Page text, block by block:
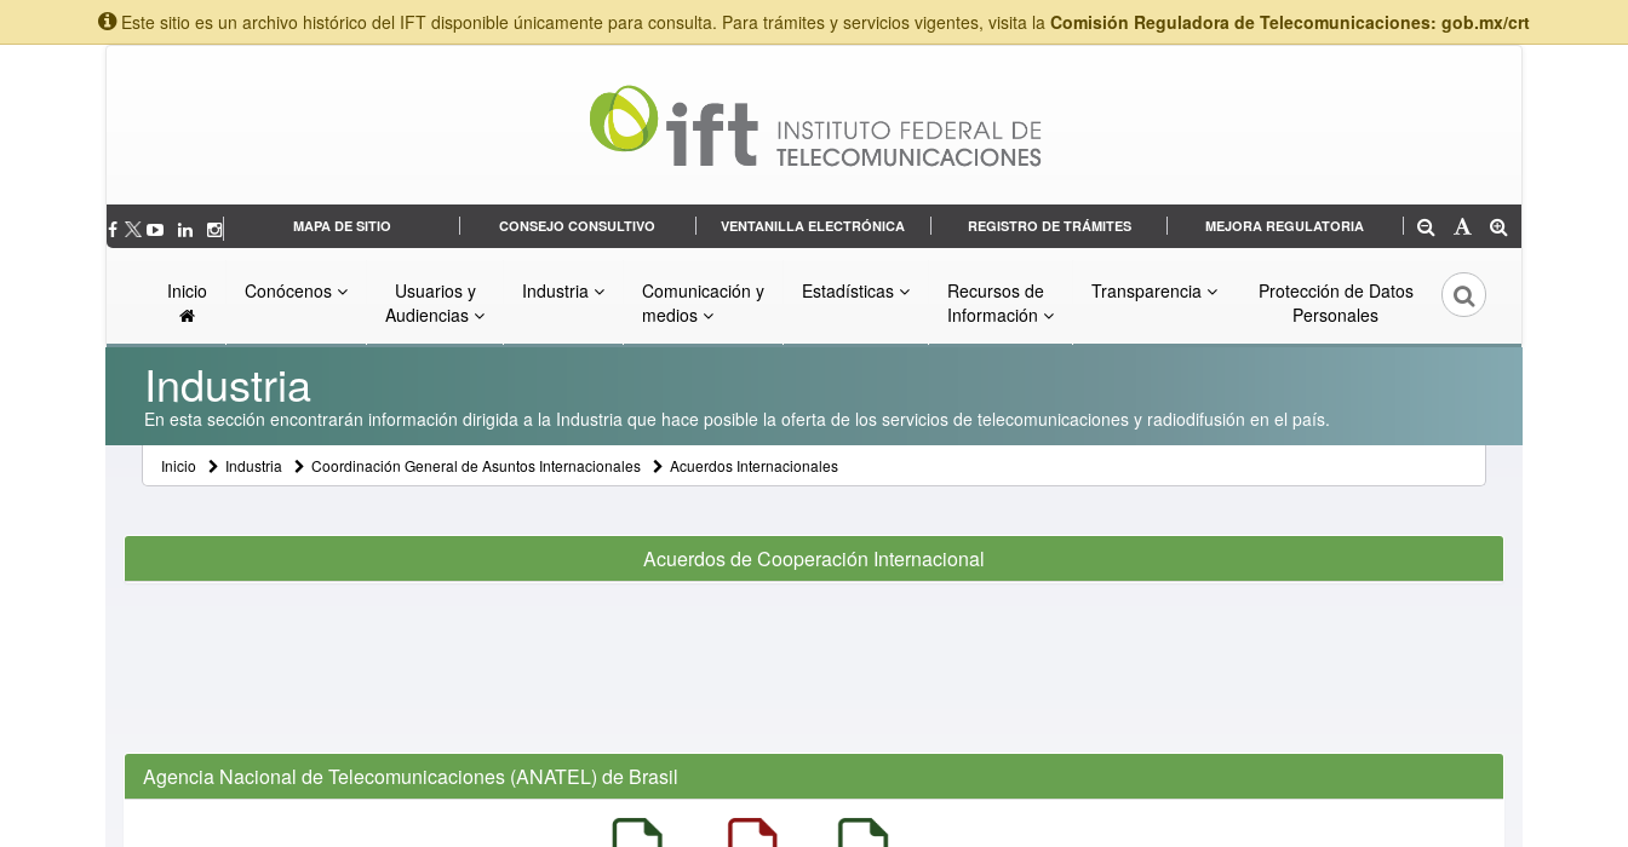
Este sitio es un archivo histórico del IFT disponible únicamente para consulta. Para trámites y servicios vigentes, visita la Comisión Reguladora de Telecomunicaciones: gob.mx/crt
MAPA DE SITIO CONSEJO CONSULTIVO VENTANILLA ELECTRÓNICA REGISTRO DE TRÁMITES MEJORA REGULATORIA
Inicio Conócenos
Usuarios y
Audiencias
Industria
Comunicación y
medios
Estadísticas
Recursos de
Información
Transparencia
Protección de Datos
Personales
Industria
En esta sección encontrarán información dirigida a la Industria que hace posible la oferta de los servicios de telecomunicaciones y radiodifusión en el país.
Inicio Industria Coordinación General de Asuntos Internacionales Acuerdos Internacionales
Acuerdos de Cooperación Internacional
Agencia Nacional de Telecomunicaciones (ANATEL) de Brasil